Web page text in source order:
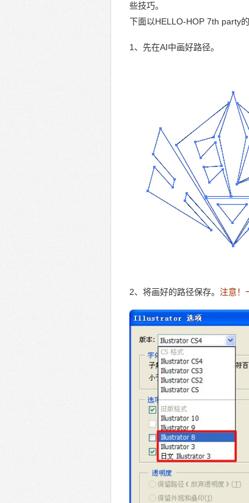
些技巧。
下面以HELLO-HOP 7th party
1、先在AI中画好路径。
2、将画好的路径保存。 注意！